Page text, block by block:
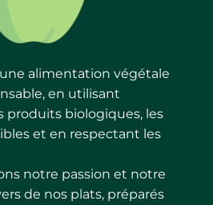
alimentation végétale
en utilisant
produits biologiques, les
et en respectant les
notre passion et notre
de nos plats, préparés